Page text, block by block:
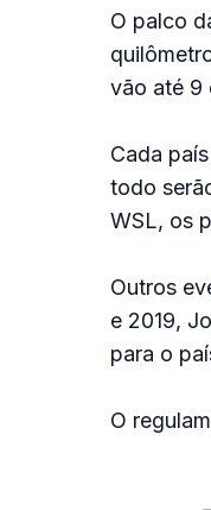
O palco
vão até 9
Cada
todo
WSL, os
Outros
e 2019,
para o
O